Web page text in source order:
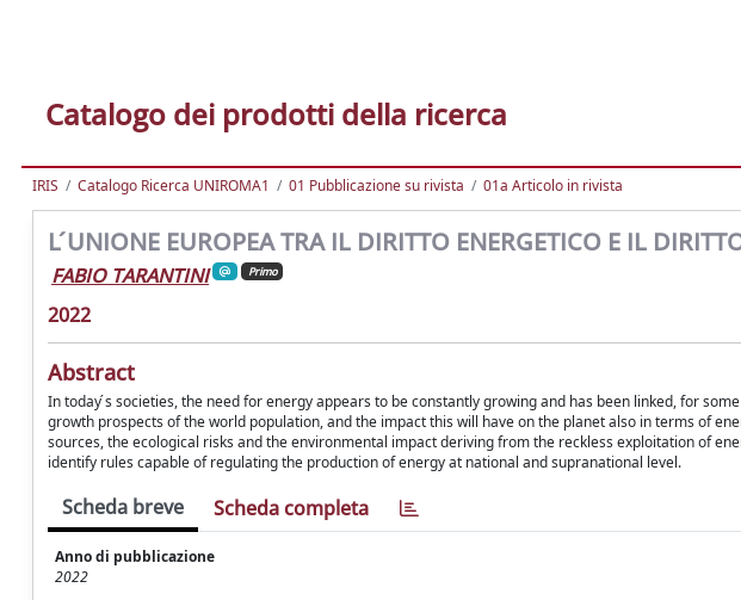
Catalogo dei prodotti della ricerca
IRIS Catalogo Ricerca UNIROMA1 01 Pubblicazione su rivista 01a Articolo in rivista
L ́UNIONE EUROPEA TRA IL DIRITTO ENERGETICO E IL
FABIO TARANTINI Primo
2022
Abstract
In today ́s societies, the need for energy appears to be constantly growing and has been linked, for
growth prospects of the world population, and the impact this will have on the planet also in terms of
sources, the ecological risks and the environmental impact deriving from the reckless exploitation of
identify rules capable of regulating the production of energy at national and supranational level.
Scheda breve Scheda completa
Anno di pubblicazione
2022